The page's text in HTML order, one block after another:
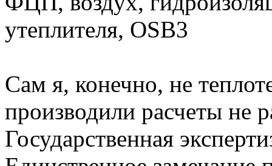
утеплителя, OSB3
Сам я, конечно, не
производили расчеты не
Государственная